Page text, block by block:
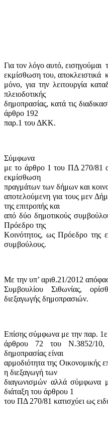
Για τον λόγο αυτό, εισηγούμαι
εκμίσθωση του, αποκλειστικά
μόνο, για την λειτουργία
πλειοδοτικής
δημοπρασίας, κατά τις
άρθρο 192
παρ.1 του ΔΚΚ.
Σύμφωνα
με το άρθρο 1 του ΠΔ 270/81
εκμίσθωση
πραγμάτων των δήμων και
αποτελούμενη για τους μεν
της επιτροπής και
από δύο δημοτικούς
Πρόεδρο της
Κοινότητος, ως Πρόεδρο της
συμβούλους.
Με την υπ’ αριθ.21/2012
Συμβουλίου Σιθωνίας,
διεξαγωγής δημοπρασιών.
Επίσης σύμφωνα με την παρ.
άρθρου 72 του Ν.3852/
δημοπρασίας είναι
αρμοδιότητα της Οικονομικής
η διεξαγωγή των
διαγωνισμών αλλά
διάταξη του άρθρου 1
του ΠΔ 270/81 κατισχύει ως